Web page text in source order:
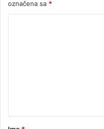
i
j
označena sa *
r